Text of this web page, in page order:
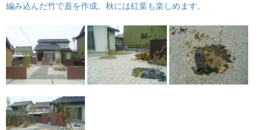
編み込んだ竹で蓋を作成。秋には紅葉も楽しめます。